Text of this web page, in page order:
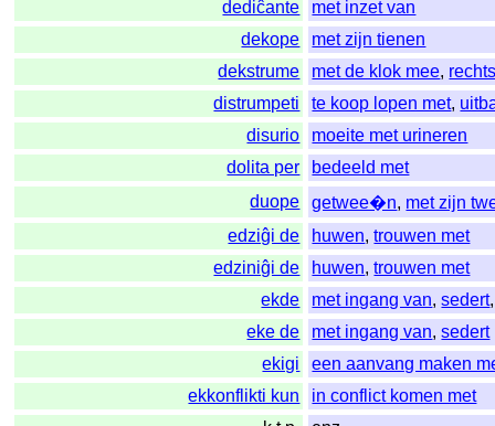
dediĉante
met inzet van
dekope
met zijn tienen
dekstrume
met de klok mee,
distrumpeti
te koop lopen met,
disurio
moeite met urineren
dolita per
bedeeld met
duope
getwee�n, met zijn
edziĝi de
huwen,trouwen met
edziniĝi de
huwen,trouwen met
ekde
met ingang van,sedert
eke de
met ingang van,sedert
ekigi
een aanvang maken
ekkonflikti kun
in conflict komen met